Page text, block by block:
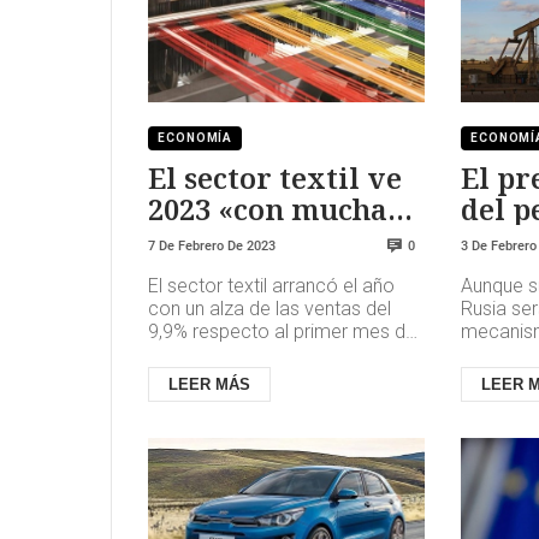
ECONOMÍA
El sector textil ve
2023 «con mucha
incertidumbre»
7 De Febrero De 2023 0
El sector textil arrancó el año
con un alza de las ventas del
9,9% respecto al primer mes del
datos de la Asociación ...
LEER MÁS
El
del
los
3 De
Aunque
Rusia
de una
LEER